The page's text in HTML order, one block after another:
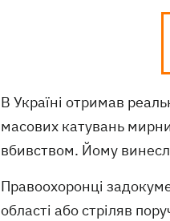
В Україні отримав
масових катувань
вбивством. Йому
Правоохоронці
області або стріляв